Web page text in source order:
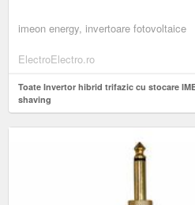
imeon energy, invertoare fotovoltaice
ElectroElectro.ro
Toate Invertor hibrid trifazic cu stocare
shaving